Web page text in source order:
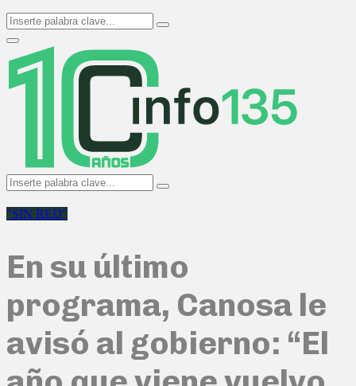
Search
for:
Search
Primary
Menu
Search
for:
Search
"SIN RED"
En su último
programa, Canosa le
avisó al gobierno: “El